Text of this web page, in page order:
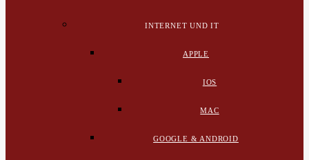
INTERNET UND IT
APPLE
IOS
MAC
GOOGLE & ANDROID